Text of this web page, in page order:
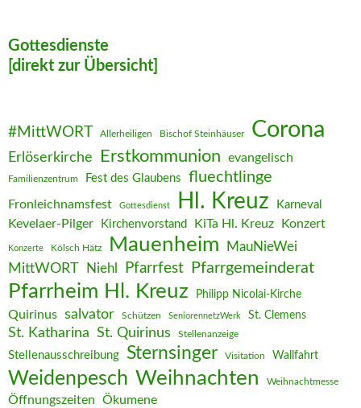
Gottesdienste
[direkt zur Übersicht]
#MittWORT Allerheiligen Bischof Steinhäuser Corona
Erlöserkirche Erstkommunion evangelisch
Familienzentrum Fest des Glaubens fluechtlinge
Fronleichnamsfest Gottesdienst Hl. Kreuz Karneval
Kevelaer-Pilger Kirchenvorstand KiTa Hl. Kreuz Konzert
Konzerte Kölsch Hätz Mauenheim MauNieWei
MittWORT Niehl Pfarrfest Pfarrgemeinderat
Pfarrheim Hl. Kreuz Philipp Nicolai-Kirche
Quirinus salvator Schützen SeniorennetzWerk St. Clemens
St. Katharina St. Quirinus Stellenanzeige
Stellenausschreibung Sternsinger Visitation Wallfahrt
Weidenpesch Weihnachten Weihnachtmesse
Öffnungszeiten Ökumene